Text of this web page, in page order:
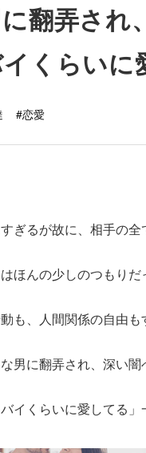
翻弄され
イくらい
#恋愛
ぎるが故に、相手の全
ほんの少しのつもりだ
も、人間関係の自由も
男に翻弄され、深い
バイくらいに愛してる